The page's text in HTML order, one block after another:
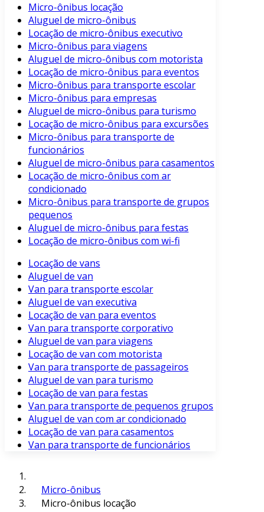
Micro-ônibus locação
Aluguel de micro-ônibus
Locação de micro-ônibus executivo
Micro-ônibus para viagens
Aluguel de micro-ônibus com motorista
Locação de micro-ônibus para eventos
Micro-ônibus para transporte escolar
Micro-ônibus para empresas
Aluguel de micro-ônibus para turismo
Locação de micro-ônibus para excursões
Micro-ônibus para transporte de
funcionários
Aluguel de micro-ônibus para casamentos
Locação de micro-ônibus com ar
condicionado
Micro-ônibus para transporte de grupos
pequenos
Aluguel de micro-ônibus para festas
Locação de micro-ônibus com wi-fi
Locação de vans
Aluguel de van
Van para transporte escolar
Aluguel de van executiva
Locação de van para eventos
Van para transporte corporativo
Aluguel de van para viagens
Locação de van com motorista
Van para transporte de passageiros
Aluguel de van para turismo
Locação de van para festas
Van para transporte de pequenos grupos
Aluguel de van com ar condicionado
Locação de van para casamentos
Van para transporte de funcionários
Micro-ônibus
Micro-ônibus locação